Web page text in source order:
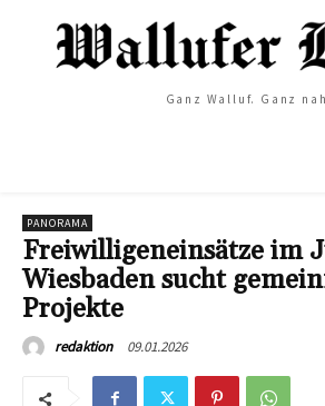
Ganz Walluf. Ganz
PANORAMA
Freiwilligeneinsätze im
Wiesbaden sucht
Projekte
redaktion 09.01.2026